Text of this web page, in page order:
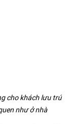
cho khách lưu trú
như ở nhà